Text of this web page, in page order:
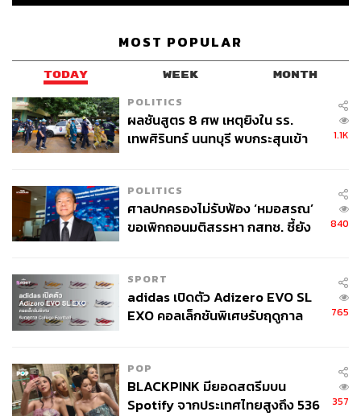
MOST POPULAR
TODAY WEEK MONTH
POLITICS
ผลชันสูตร 8 ศพ เหตุยิงใน รร.
เทพศิรินทร์ นนทบุรี พบกระสุนเข้า
1.1K
POLITICS
ศาลปกครองไม่รับฟ้อง ‘หมอสรณ’
ขอเพิกถอนมติสรรหา กสทช. ชี้ยัง
840
SPORT
adidas เปิดตัว Adizero EVO SL
EXO คอลเล็กชันพิเศษรับฤดูกาล
765
POP
BLACKPINK มียอดสตรีมบน
Spotify จากประเทศไทยสูงถึง 536
357